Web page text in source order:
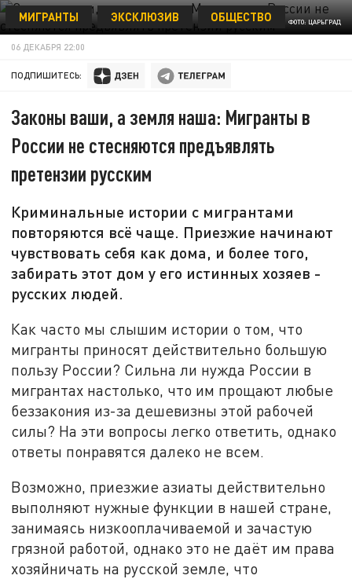
ФОТО: ЦАРЬГРАД
МИГРАНТЫ ЭКСКЛЮЗИВ ОБЩЕСТВО
06 ДЕКАБРЯ 22:00
ПОДПИШИТЕСЬ:
Законы ваши, а земля наша: Мигранты в
России не стесняются предъявлять
претензии русским
Криминальные истории с мигрантами
повторяются всё чаще. Приезжие начинают
чувствовать себя как дома, и более того,
забирать этот дом у его истинных хозяев -
русских людей.
Как часто мы слышим истории о том, что
мигранты приносят действительно большую
пользу России? Сильна ли нужда России в
мигрантах настолько, что им прощают любые
беззакония из-за дешевизны этой рабочей
силы? На эти вопросы легко ответить, однако
ответы понравятся далеко не всем.
Возможно, приезжие азиаты действительно
выполняют нужные функции в нашей стране,
занимаясь низкооплачиваемой и зачастую
грязной работой, однако это не даёт им права
хозяйничать на русской земле, что